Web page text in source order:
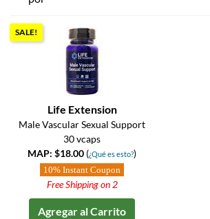
SALE!
Life Extension
Male Vascular Sexual Support
30 vcaps
MAP: $18.00 (¿Qué es esto?)
10% Instant Coupon
Free Shipping on 2
Agregar al Carrito